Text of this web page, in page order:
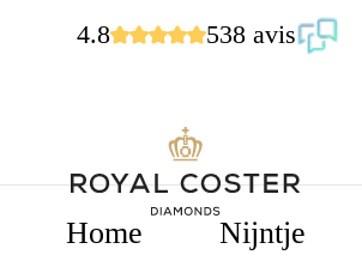
4.8 538 avis
Home Nijntje